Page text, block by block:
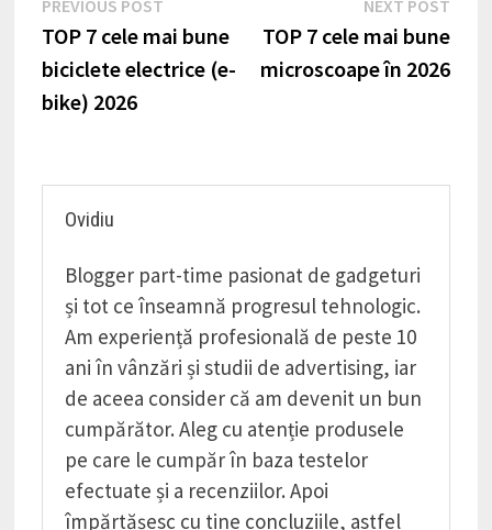
Navigare
în
articole
PREVIOUS POST
post:
TOP 7 cele mai bune
biciclete electrice (e-
bike) 2026
NEXT POST
post:
TOP 7 cele mai bune
microscoape în 2026
Ovidiu
Blogger part-time pasionat de gadgeturi
și tot ce înseamnă progresul tehnologic.
Am experiență profesională de peste 10
ani în vânzări și studii de advertising, iar
de aceea consider că am devenit un bun
cumpărător. Aleg cu atenție produsele
pe care le cumpăr în baza testelor
efectuate și a recenziilor. Apoi
împărtășesc cu tine concluziile, astfel